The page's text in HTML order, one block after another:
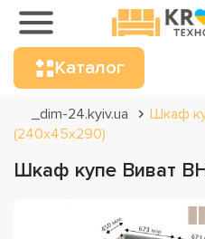
Каталог
_dim-24.kyiv.ua
Шкаф
(240х45х290)
Шкаф купе Виват